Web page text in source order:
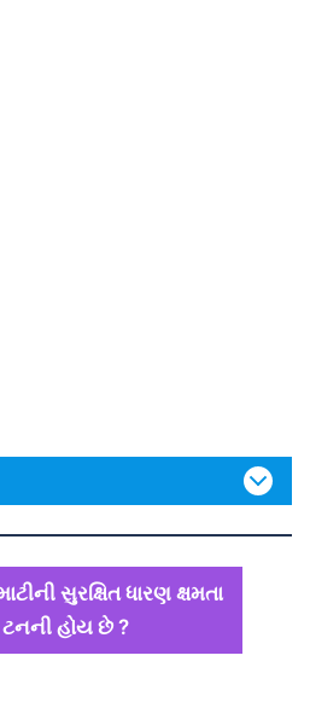
સુરક્ષિત ધારણ ક્ષમતા
હોય છે ?